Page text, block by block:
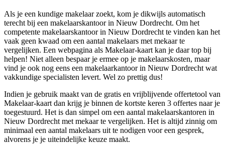
Als je een kundige makelaar zoekt, kom je dikwijls automatisch
terecht bij een makelaarskantoor in Nieuw Dordrecht. Om het
competente makelaarskantoor in Nieuw Dordrecht te vinden kan het
vaak geen kwaad om een aantal makelaars met mekaar te
vergelijken. Een webpagina als Makelaar-kaart kan je daar top bij
helpen! Niet alleen bespaar je ermee op je makelaarskosten, maar
vind je ook nog eens een makelaarkantoor in Nieuw Dordrecht wat
vakkundige specialisten levert. Wel zo prettig dus!
Indien je gebruik maakt van de gratis en vrijblijvende offertetool van
Makelaar-kaart dan krijg je binnen de kortste keren 3 offertes naar je
toegestuurd. Het is dan simpel om een aantal makelaarskantoren in
Nieuw Dordrecht met mekaar te vergelijken. Het is altijd zinnig om
minimaal een aantal makelaars uit te nodigen voor een gesprek,
alvorens je je uiteindelijke keuze maakt.